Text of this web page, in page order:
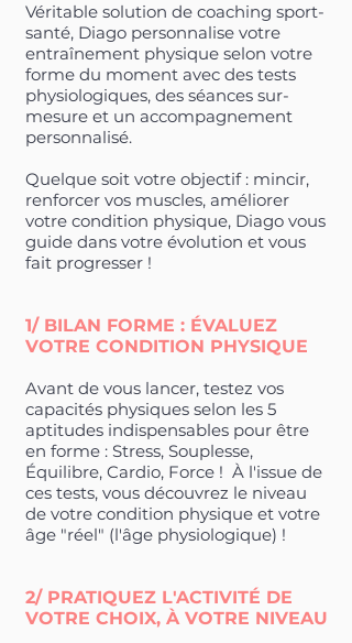
Véritable solution de coaching sport-
santé, Diago personnalise votre
entraînement physique selon votre
forme du moment avec des tests
physiologiques, des séances sur-
mesure et un accompagnement
personnalisé.
Quelque soit votre objectif : mincir,
renforcer vos muscles, améliorer
votre condition physique, Diago vous
guide dans votre évolution et vous
fait progresser !
1/ BILAN FORME : ÉVALUEZ
VOTRE CONDITION PHYSIQUE
Avant de vous lancer, testez vos
capacités physiques selon les 5
aptitudes indispensables pour être
en forme : Stress, Souplesse,
Équilibre, Cardio, Force ! À l'issue de
ces tests, vous découvrez le niveau
de votre condition physique et votre
âge "réel" (l'âge physiologique) !
2/ PRATIQUEZ L'ACTIVITÉ DE
VOTRE CHOIX, À VOTRE NIVEAU